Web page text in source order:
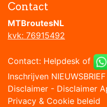
Contact
MTBroutesNL
kvk: 76915492
Contact: Helpdesk of
Inschrijven NIEUWSBRIEF
Disclaimer - Disclaimer
Privacy & Cookie beleid